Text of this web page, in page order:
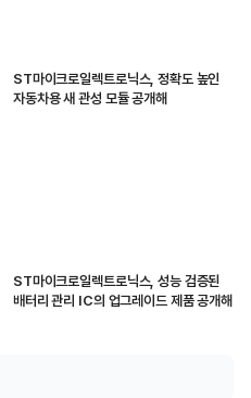
ST마이크로일렉트로닉스, 정확도 높인
자동차용 새 관성 모듈 공개해
ST마이크로일렉트로닉스, 성능 검증된
배터리 관리 IC의 업그레이드 제품 공개해